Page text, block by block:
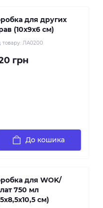
для других
(10х9х6 см)
товару: ЛА0200
грн
До кошика
для WOK/
750 мл
см)